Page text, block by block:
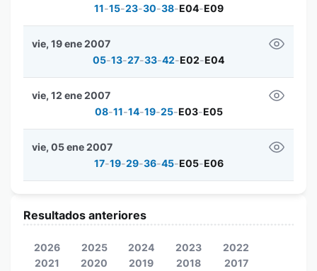
11-15-23-30-38-E04-E09
05-13-27-33-42-E02-E04
vie, 19 ene 2007
08-11-14-19-25-E03-E05
vie, 12 ene 2007
17-19-29-36-45-E05-E06
vie, 05 ene 2007
Resultados anteriores
2026 2025 2024 2023
2022
2021
2020 2019 2018
2017